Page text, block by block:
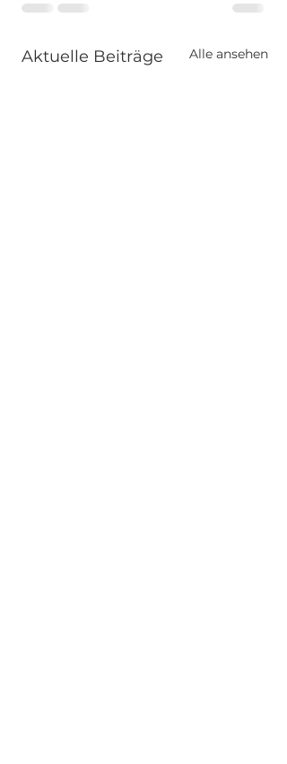
Aktuelle Beiträge Alle ansehen